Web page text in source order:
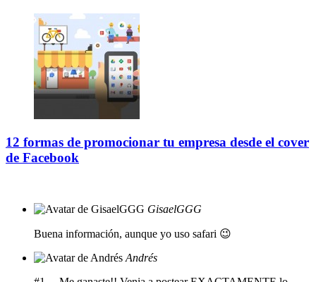
12 formas de promocionar tu empresa desde el cover
de Facebook
GisaelGGG
Buena información, aunque yo uso safari 😉
Andrés